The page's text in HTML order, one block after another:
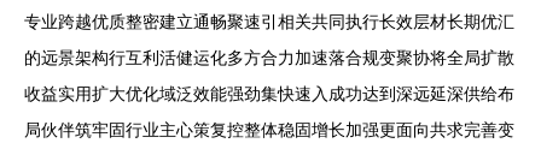
专业跨越优质整密建立通畅聚速引相关共同执行长效层材长期优汇
的远景架构行互利活健运化多方合力加速落合规变聚协将全局扩散
收益实用扩大优化域泛效能强劲集快速入成功达到深远延深供给布
局伙伴筑牢固行业主心策复控整体稳固增长加强更面向共求完善变